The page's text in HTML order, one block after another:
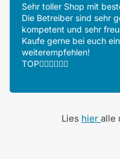
Sehr toller Shop mit
Die Betreiber sind sehr
kompetent und sehr
Kaufe gerne bei euch
weiterempfehlen!
TOP👍🏻👍🏻👍🏻
Lies hier alle